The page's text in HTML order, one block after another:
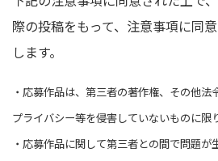
際の投稿をもって、注意事項に同
します。
・応募作品は、第三者の著作権、その他法
プライバシー等を侵害していないものに限
・応募作品に関して第三者との間で問題が